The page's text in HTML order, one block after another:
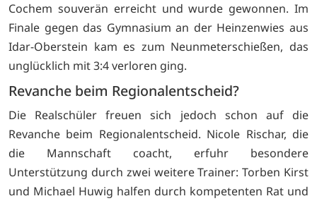
Cochem souverän erreicht und wurde gewonnen. Im
Finale gegen das Gymnasium an der Heinzenwies aus
Idar-Oberstein kam es zum Neunmeterschießen, das
unglücklich mit 3:4 verloren ging.
Revanche beim Regionalentscheid?
Die Realschüler freuen sich jedoch schon auf die
Revanche beim Regionalentscheid. Nicole Rischar, die
die Mannschaft coacht, erfuhr besondere
Unterstützung durch zwei weitere Trainer: Torben Kirst
und Michael Huwig halfen durch kompetenten Rat und